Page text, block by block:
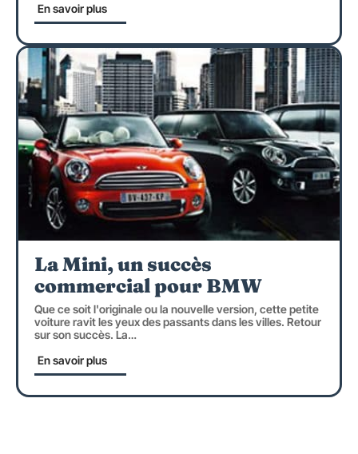
En savoir plus
La Mini, un succès
commercial pour BMW
Que ce soit l'originale ou la nouvelle version, cette petite
voiture ravit les yeux des passants dans les villes. Retour
sur son succès. La…
En savoir plus